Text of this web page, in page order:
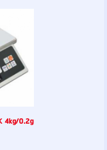
4kg/0.2g